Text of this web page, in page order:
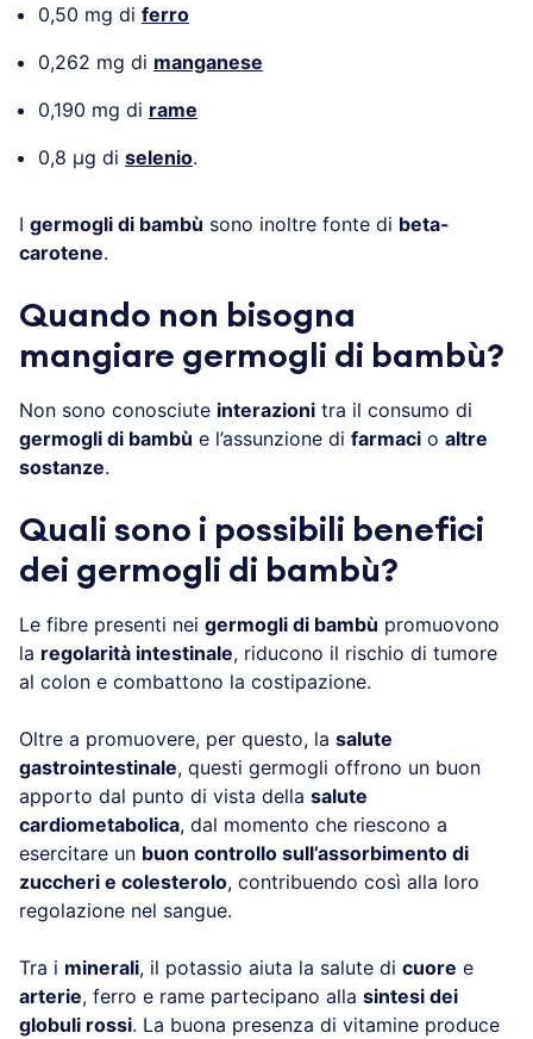
0,50 mg di ferro
0,262 mg di manganese
0,190 mg di rame
0,8 µg di selenio.
I germogli di bambù sono inoltre fonte di beta-
carotene.
Quando non bisogna
mangiare germogli di bambù?
Non sono conosciute interazioni tra il consumo di
germogli di bambù e l’assunzione di farmaci o altre
sostanze.
Quali sono i possibili benefici
dei germogli di bambù?
Le fibre presenti nei germogli di bambù promuovono
la regolarità intestinale, riducono il rischio di tumore
al colon e combattono la costipazione.
Oltre a promuovere, per questo, la salute
gastrointestinale, questi germogli offrono un buon
apporto dal punto di vista della salute
cardiometabolica, dal momento che riescono a
esercitare un buon controllo sull’assorbimento di
zuccheri e colesterolo, contribuendo così alla loro
regolazione nel sangue.
Tra i minerali, il potassio aiuta la salute di cuore e
arterie, ferro e rame partecipano alla sintesi dei
globuli rossi. La buona presenza di vitamine produce